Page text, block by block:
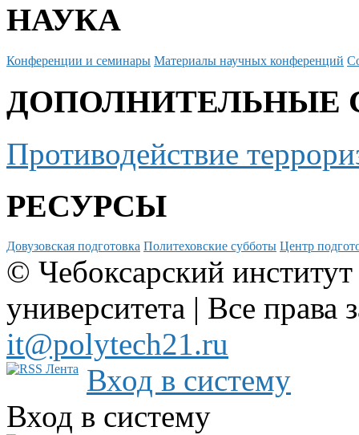
НАУКА
Конференции и семинары Материалы научных конференций
ДОПОЛНИТЕЛЬНЫЕ
Противодействие
РЕСУРСЫ
Довузовская подготовка Политеховские субботы Центр
© Чебоксарский
университета | Все
it@polytech21.ru
Вход в систему
Вход в систему